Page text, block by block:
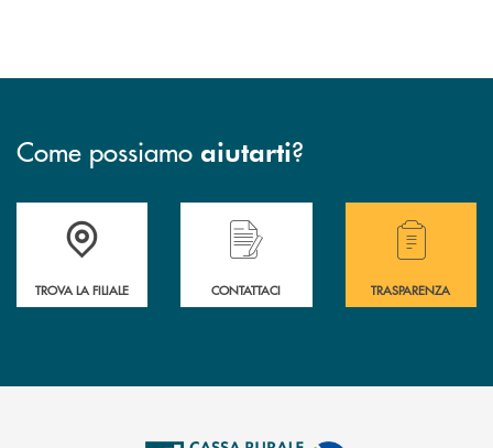
Come possiamo aiutarti?
Accedi all' elenco completo delle filiali .
TROVA LA FILIALE
Hai bisogno di assistenza immediata?
CONTATTACI
Hai bisogno di
TRASPARENZA